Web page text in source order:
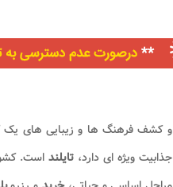
کشف فرهنگ ها و زیبایی های یک
ویژه ای دارد، تایلنداست.